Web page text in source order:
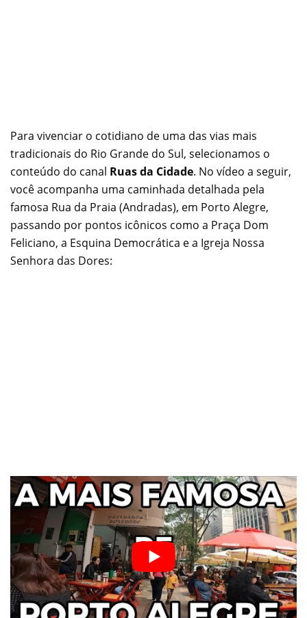
Para vivenciar o cotidiano de uma das vias mais
tradicionais do Rio Grande do Sul, selecionamos o
conteúdo do canal Ruas da Cidade. No vídeo a seguir,
você acompanha uma caminhada detalhada pela
famosa Rua da Praia (Andradas), em Porto Alegre,
passando por pontos icônicos como a Praça Dom
Feliciano, a Esquina Democrática e a Igreja Nossa
Senhora das Dores: